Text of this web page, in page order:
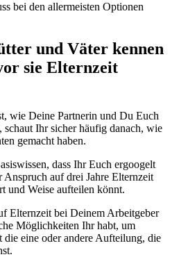
bei den allermeisten Optionen
und Väter kennen
sie Elternzeit
wie Deine Partnerin und Du Euch
Ihr sicher häufig danach, wie
gemacht haben.
dass Ihr Euch ergoogelt
Anspruch auf drei Jahre Elternzeit
und Weise aufteilen könnt.
Elternzeit bei Deinem Arbeitgeber
Möglichkeiten Ihr habt, um
die eine oder andere Aufteilung, die